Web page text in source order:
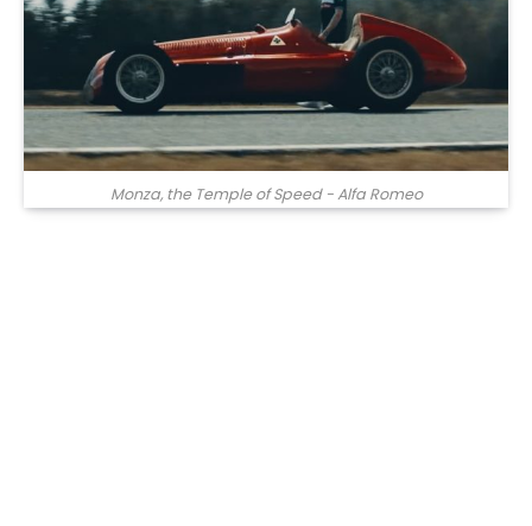
Monza, the Temple of Speed - Alfa Romeo